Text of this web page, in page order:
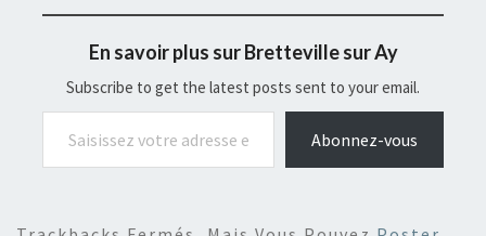
En savoir plus sur Bretteville sur Ay
Subscribe to get the latest posts sent to your email.
Saisissez votre adresse e-mail…
Abonnez-vous